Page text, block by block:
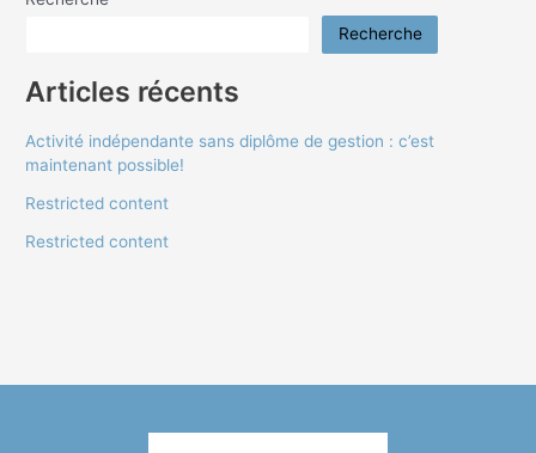
Recherche
Articles récents
Activité indépendante sans diplôme de gestion : c’est
maintenant possible!
Restricted content
Restricted content